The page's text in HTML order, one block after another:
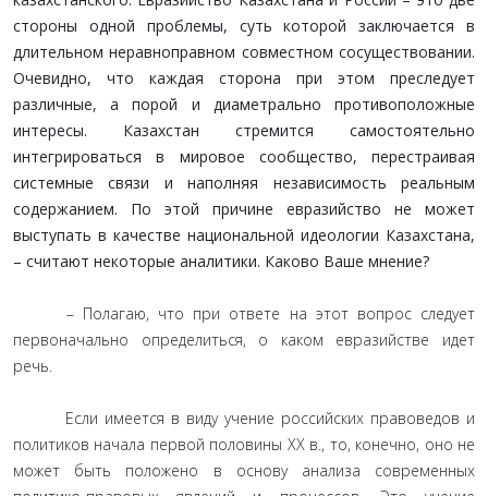
стороны одной проблемы, суть которой заключается в
длительном неравноправном совместном сосуществовании.
Очевидно, что каждая сторона при этом преследует
различные, а порой и диаметрально противоположные
интересы. Казахстан стремится самостоятельно
интегрироваться в мировое сообщество, перестраивая
системные связи и наполняя независимость реальным
содержанием. По этой причине евразийство не может
выступать в качестве национальной идеологии Казахстана,
– считают некоторые аналитики. Каково Ваше мнение?
– Полагаю, что при ответе на этот вопрос следует
первоначально определиться, о каком евразийстве идет
речь.
Если имеется в виду учение российских правоведов и
политиков начала первой половины ХХ в., то, конечно, оно не
может быть положено в основу анализа современных